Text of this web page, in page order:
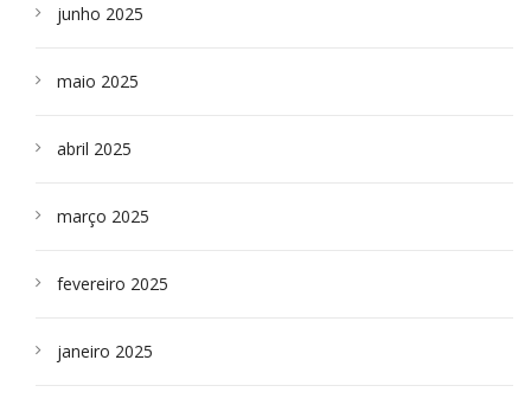
junho 2025
maio 2025
abril 2025
março 2025
fevereiro 2025
janeiro 2025